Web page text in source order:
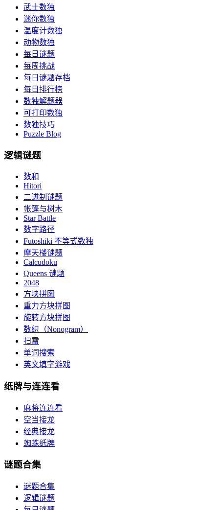
武士数独
迷你数独
温度计数独
动物数独
每日谜题
每周挑战
每日谜题存档
每日排行榜
数独解题器
可打印数独
数独技巧
Puzzle Blog
逻辑谜题
数和
Hitori
二进制谜题
帐篷与树木
Star Battle
数字路径
Futoshiki 不等式数独
摩天楼谜题
Calcudoku
Queens 谜题
2048
方块拼图
重力方块拼图
旋转方块拼图
数织（Nonogram）
扫雷
单词搜索
英文填字游戏
纸牌与连连看
麻将连连看
空当接龙
经典接龙
蜘蛛纸牌
谜题合集
谜题合集
逻辑谜题